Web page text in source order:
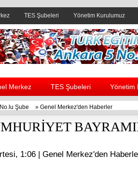
TES Şubeleri Yönetim Kurulumuz
Header yanı reklam alanı
Merkez TES Şubeleri Yönetim
Şube » Genel Merkez'den Haberler
1:06 | Genel Merkez'den